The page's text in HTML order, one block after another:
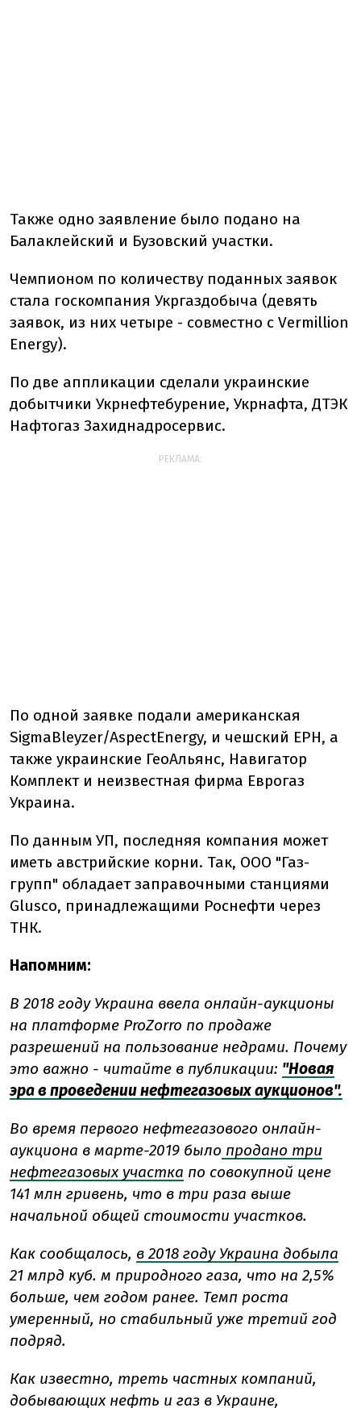
Также одно заявление было подано на
Балаклейский и Бузовский участки.
Чемпионом по количеству поданных заявок
стала госкомпания Укргаздобыча (девять
заявок, из них четыре - совместно с Vermillion
Energy).
По две аппликации сделали украинские
добытчики Укрнефтебурение, Укрнафта, ДТЭК
Нафтогаз Захиднадросервис.
РЕКЛАМА:
По одной заявке подали американская
SigmaBleyzer/AspectEnergy, и чешский EPH, а
также украинские ГеоАльянс, Навигатор
Комплект и неизвестная фирма Еврогаз
Украина.
По данным УП, последняя компания может
иметь австрийские корни. Так, ООО "Газ-
групп" обладает заправочными станциями
Glusco, принадлежащими Роснефти через
ТНК.
Напомним:
В 2018 году Украина ввела онлайн-аукционы
на платформе ProZorro по продаже
разрешений на пользование недрами. Почему
это важно - читайте в публикации: "Новая
эра в проведении нефтегазовых аукционов".
Во время первого нефтегазового онлайн-
аукциона в марте-2019 было продано три
нефтегазовых участка по совокупной цене
141 млн гривень, что в три раза выше
начальной общей стоимости участков.
Как сообщалось, в 2018 году Украина добыла
21 млрд куб. м природного газа, что на 2,5%
больше, чем годом ранее. Темп роста
умеренный, но стабильный уже третий год
подряд.
Как известно, треть частных компаний,
добывающих нефть и газ в Украине,